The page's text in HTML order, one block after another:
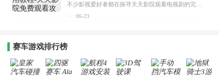
不少影视爱好者都在探寻天天影院观看电视剧的完整方法，结合最新平台使用规则，本篇新手入门攻略全面讲解观看渠道、检索流程、播放设置以及画面模式调整等实用内容。全文适配手机、电脑等主流设备，步骤简洁易懂，无论是初次使用的新手，还是想要优化观影体验的用户，都能参照内容快速上手，熟练掌握平台各项操作技巧，轻松畅享影视内容。...
06-23
赛车游戏排行榜